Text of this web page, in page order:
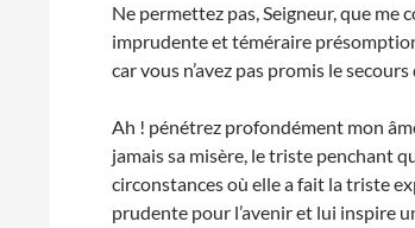
Ne permettez pas, Seigneur, que me
imprudente et téméraire
car vous n’avez pas promis le
Ah ! pénétrez profondément mon
jamais sa misère, le triste penchant
circonstances où elle a fait la triste
prudente pour l’avenir et lui inspire